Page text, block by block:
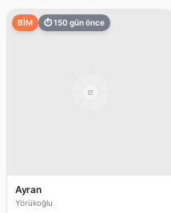
BİM ⏱150 gün önce
Ayran
Yörükoğlu